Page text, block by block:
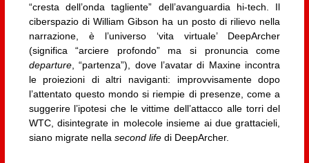
“cresta dell’onda tagliente” dell’avanguardia hi-tech. Il
ciberspazio di William Gibson ha un posto di rilievo nella
narrazione, è l’universo ‘vita virtuale’ DeepArcher
(significa “arciere profondo” ma si pronuncia come
departure, “partenza”), dove l’avatar di Maxine incontra
le proiezioni di altri naviganti: improvvisamente dopo
l’attentato questo mondo si riempie di presenze, come a
suggerire l’ipotesi che le vittime dell’attacco alle torri del
WTC, disintegrate in molecole insieme ai due grattacieli,
siano migrate nella second lifedi DeepArcher.